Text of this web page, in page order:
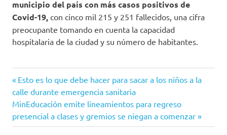
municipio del país con más casos positivos de
Covid-19, con cinco mil 215 y 251 fallecidos, una cifra
preocupante tomando en cuenta la capacidad
hospitalaria de la ciudad y su número de habitantes.
Naranja
Barranquilla
Bogotá
Navegación
de
entradas
Entrada
anterior:
Esto es lo que debe hacer para sacar a los niños a la
calle durante emergencia sanitaria
Siguiente
entrada:
MinEducación emite lineamientos para regreso
presencial a clases y gremios se niegan a comenzar